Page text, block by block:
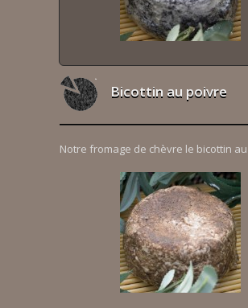
Bicottin au poivre
Notre fromage de chèvre le bicottin